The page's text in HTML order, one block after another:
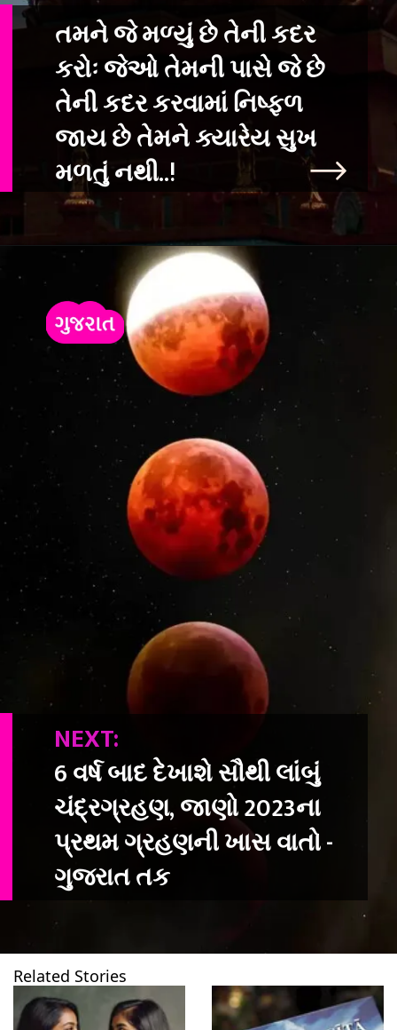
તમને જે મળ્યું છે તેની કદર
કરોઃ જેઓ તેમની પાસે જે છે
તેની કદર કરવામાં નિષ્ફળ
જાય છે તેમને ક્યારેય સુખ
NEXT:
6 વર્ષ બાદ દેખાશે સૌથી લાંબું
ચંદ્રગ્રહણ, જાણો 2023ના
પ્રથમ ગ્રહણની ખાસ વાતો -
ગુજરાત તક
Related Stories